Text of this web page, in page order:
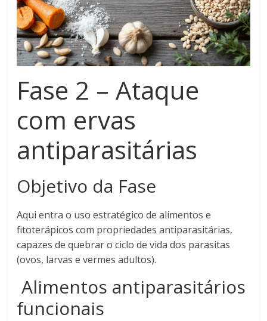
Fase 2 – Ataque
com ervas
antiparasitárias
Objetivo da Fase
Aqui entra o uso estratégico de alimentos e
fitoterápicos com propriedades antiparasitárias,
capazes de quebrar o ciclo de vida dos parasitas
(ovos, larvas e vermes adultos).
Alimentos antiparasitários
funcionais